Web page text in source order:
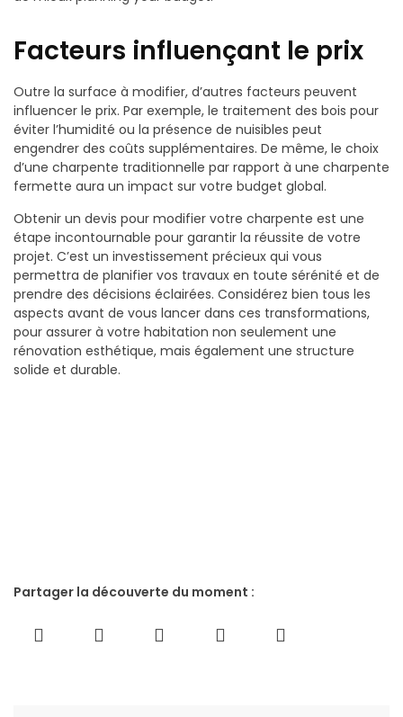
Facteurs influençant le prix
Outre la surface à modifier, d’autres facteurs peuvent
influencer le prix. Par exemple, le traitement des bois pour
éviter l’humidité ou la présence de nuisibles peut
engendrer des coûts supplémentaires. De même, le choix
d’une charpente traditionnelle par rapport à une charpente
fermette aura un impact sur votre budget global.
Obtenir un devis pour modifier votre charpente est une
étape incontournable pour garantir la réussite de votre
projet. C’est un investissement précieux qui vous
permettra de planifier vos travaux en toute sérénité et de
prendre des décisions éclairées. Considérez bien tous les
aspects avant de vous lancer dans ces transformations,
pour assurer à votre habitation non seulement une
rénovation esthétique, mais également une structure
solide et durable.
Partager la découverte du moment :